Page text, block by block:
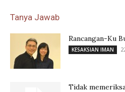
Tanya Jawab
Rancangan-Ku
KESAKSIAN IMAN
Tidak